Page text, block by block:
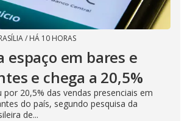
/ HÁ 10 HORAS
espaço em bares e
e chega a 20,5%
por 20,5% das vendas presenciais em
do país, segundo pesquisa da
de...